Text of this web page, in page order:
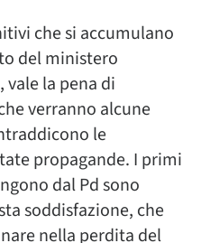
che si accumulano
del ministero
la pena di
verranno alcune
le
propagande. I primi
dal Pd sono
soddisfazione, che
nella perdita del